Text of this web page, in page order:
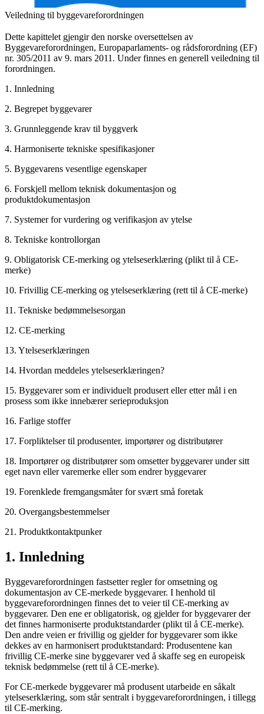
Veiledning til byggevareforordningen
Dette kapittelet gjengir den norske oversettelsen av
Byggevareforordningen, Europaparlaments- og rådsforordning (EF)
nr. 305/2011 av 9. mars 2011. Under finnes en generell veiledning til
forordningen.
1. Innledning
2. Begrepet byggevarer
3. Grunnleggende krav til byggverk
4. Harmoniserte tekniske spesifikasjoner
5. Byggevarens vesentlige egenskaper
6. Forskjell mellom teknisk dokumentasjon og
produktdokumentasjon
7. Systemer for vurdering og verifikasjon av ytelse
8. Tekniske kontrollorgan
9. Obligatorisk CE-merking og ytelseserklæring (plikt til å CE-
merke)
10. Frivillig CE-merking og ytelseserklæring (rett til å CE-merke)
11. Tekniske bedømmelsesorgan
12. CE-merking
13. Ytelseserklæringen
14. Hvordan meddeles ytelseserklæringen?
15. Byggevarer som er individuelt produsert eller etter mål i en
prosess som ikke innebærer serieproduksjon
16. Farlige stoffer
17. Forpliktelser til produsenter, importører og distributører
18. Importører og distributører som omsetter byggevarer under sitt
eget navn eller varemerke eller som endrer byggevarer
19. Forenklede fremgangsmåter for svært små foretak
20. Overgangsbestemmelser
21. Produktkontaktpunker
1. Innledning
Byggevareforordningen fastsetter regler for omsetning og
dokumentasjon av CE-merkede byggevarer. I henhold til
byggevareforordningen finnes det to veier til CE-merking av
byggevarer. Den ene er obligatorisk, og gjelder for byggevarer der
det finnes harmoniserte produktstandarder (plikt til å CE-merke).
Den andre veien er frivillig og gjelder for byggevarer som ikke
dekkes av en harmonisert produktstandard: Produsentene kan
frivillig CE-merke sine byggevarer ved å skaffe seg en europeisk
teknisk bedømmelse (rett til å CE-merke).
For CE-merkede byggevarer må produsent utarbeide en såkalt
ytelseserklæring, som står sentralt i byggevareforordningen, i tillegg
til CE-merking.